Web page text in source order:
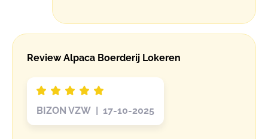
Review Alpaca Boerderij Lokeren
BIZON VZW | 17-10-2025